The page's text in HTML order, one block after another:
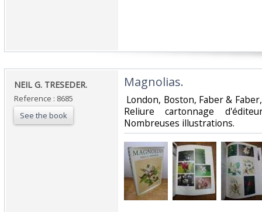
‎NEIL G. TRESEDER. ‎
Reference : 8685
See the book
‎Magnolias. ‎
London, Boston, Faber &
Reliure cartonnage
Nombreuses illustrations. ‎